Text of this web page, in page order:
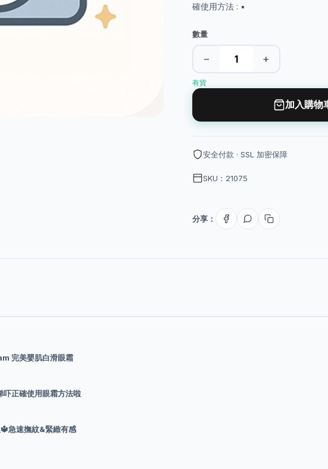
確使用方法 : ▪
數量
− +
有貨
加入購物
安全付款 · SSL 加密保障
SKU：21075
分享：
完美嬰肌白滑眼霜
吓正確使用眼霜方法啦
急速撫紋&緊緻有感